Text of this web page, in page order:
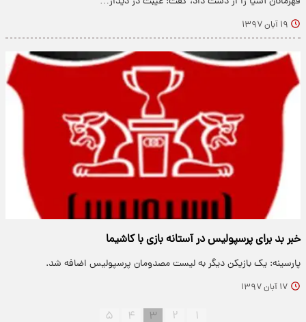
۱۹ آبان ۱۳۹۷
خبر بد برای پرسپولیس در آستانه بازی با کاشیما
پارسینه: یک بازیکن دیگر به لیست مصدومان‌ پرسپولیس اضافه شد.
۱۷ آبان ۱۳۹۷
۱ ۲ ۳ ۴ ۵